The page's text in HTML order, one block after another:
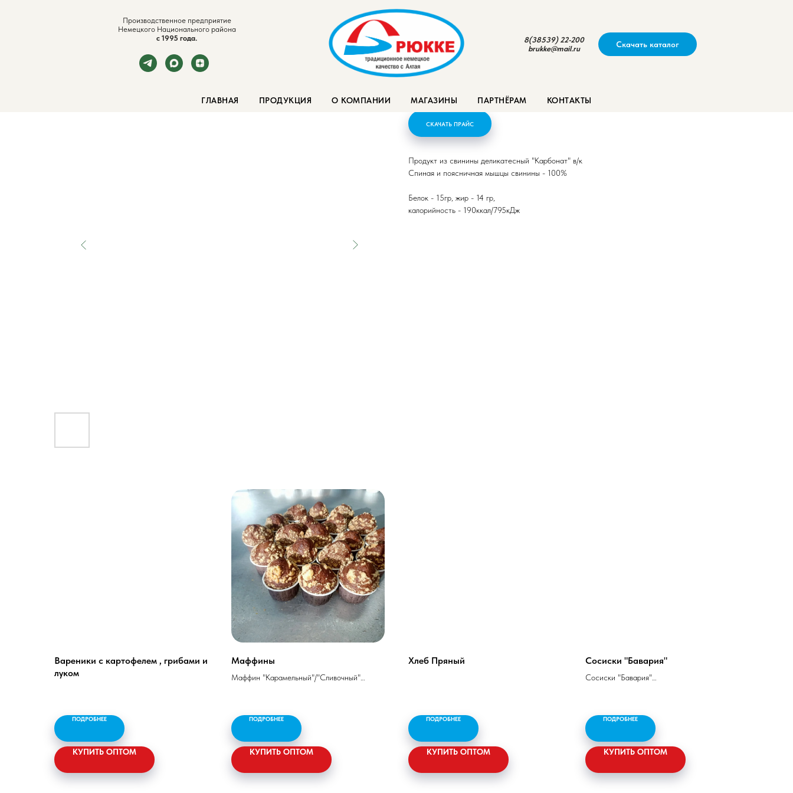
Производственное предприятие
Немецкого Национального района
с 1995 года.
8(38539) 22-200
brukke@mail.ru
Скачать каталог
ГЛАВНАЯ ПРОДУКЦИЯ О КОМПАНИИ МАГАЗИНЫ ПАРТНЁРАМ КОНТАКТЫ
СКАЧАТЬ ПРАЙС
Продукт из свинины деликатесный "Карбонат" в/к
Спиная и поясничная мышцы свинины - 100%
Белок - 15гр, жир - 14 гр,
калорийность - 190ккал/795кДж
Вареники с картофелем , грибами и
луком
ПОДРОБНЕЕ
КУПИТЬ ОПТОМ
Маффины
Маффин "Карамельный"/"Сливочный"
растительное, яйцо куриное, смесь
кондитерская
Жир - 26,5 гр, белок - 8,7 гр, углеводов -
69,2 гр,
ПОДРОБНЕЕ
КУПИТЬ ОПТОМ
Хлеб Пряный
ПОДРОБНЕЕ
КУПИТЬ ОПТОМ
Сосиски "Бавария"
Сосиски "Бавария"
белок - 1,5%, молоко сухое - 1,5%, яичный
порошок - 0,5%, соль, специи.
Белок - 12 гр, жир - 30 гр,
калорийность - 331 ккал/1386 кДж
ПОДРОБНЕЕ
КУПИТЬ ОПТОМ